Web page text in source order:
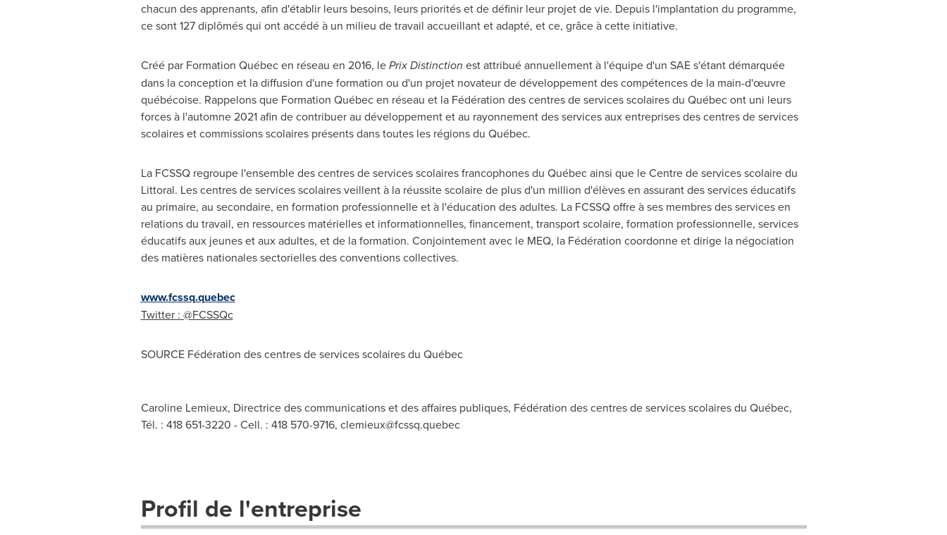
chacun des apprenants, afin d'établir leurs besoins, leurs priorités et de définir leur projet de vie. Depuis l'implantation du programme,
ce sont 127 diplômés qui ont accédé à un milieu de travail accueillant et adapté, et ce, grâce à cette initiative.
Créé par Formation Québec en réseau en 2016, lePrix Distinction est attribué annuellement à l'équipe d'un SAE s'étant démarquée
dans la conception et la diffusion d'une formation ou d'un projet novateur de développement des compétences de la main-d'œuvre
québécoise. Rappelons que Formation Québec en réseau et la Fédération des centres de services scolaires du Québec ont uni leurs
forces à l'automne 2021 afin de contribuer au développement et au rayonnement des services aux entreprises des centres de services
scolaires et commissions scolaires présents dans toutes les régions du Québec.
La FCSSQ regroupe l'ensemble des centres de services scolaires francophones du Québec ainsi que le Centre de services scolaire du
Littoral. Les centres de services scolaires veillent à la réussite scolaire de plus d'un million d'élèves en assurant des services éducatifs
au primaire, au secondaire, en formation professionnelle et à l'éducation des adultes. La FCSSQ offre à ses membres des services en
relations du travail, en ressources matérielles et informationnelles, financement, transport scolaire, formation professionnelle, services
éducatifs aux jeunes et aux adultes, et de la formation. Conjointement avec le MEQ, la Fédération coordonne et dirige la négociation
des matières nationales sectorielles des conventions collectives.
www.fcssq.quebec
Twitter : @FCSSQc
SOURCE Fédération des centres de services scolaires du Québec
Caroline Lemieux, Directrice des communications et des affaires publiques, Fédération des centres de services scolaires du Québec,
Tél. : 418 651-3220 - Cell. : 418 570-9716, clemieux@fcssq.quebec
Profil de l'entreprise